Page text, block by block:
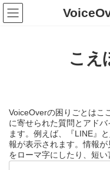
コ
ン
テ
ナ
ビ
ゲ
こえ
VoiceOverの困りごとはこ
に寄せられた質問とアド
ます。例えば、『LINE』
報が表示されます。情報
をローマ字にしたり、短い
検